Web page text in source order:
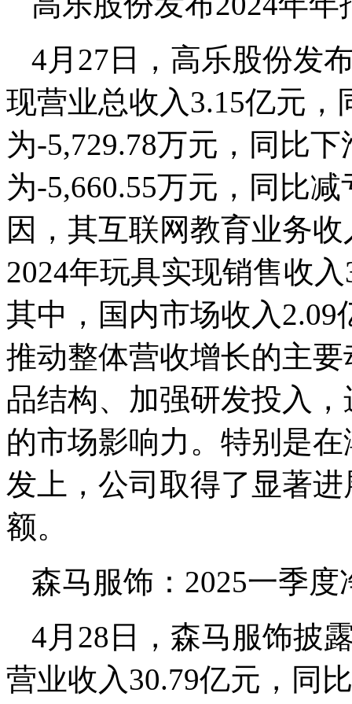
4月27日，高乐股份发
现营业总收入3.15亿元，
为-5,729.78万元，同比
为-5,660.55万元，同比
因，其互联网教育业务
2024年玩具实现销售收
其中，国内市场收入2.09
推动整体营收增长的主
品结构、加强研发投入
的市场影响力。特别是
发上，公司取得了显著
额。
森马服饰：2025一季
4月28日，森马服饰披
营业收入30.79亿元，同